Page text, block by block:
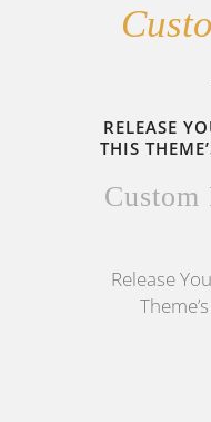
RELEASE
THIS
Release